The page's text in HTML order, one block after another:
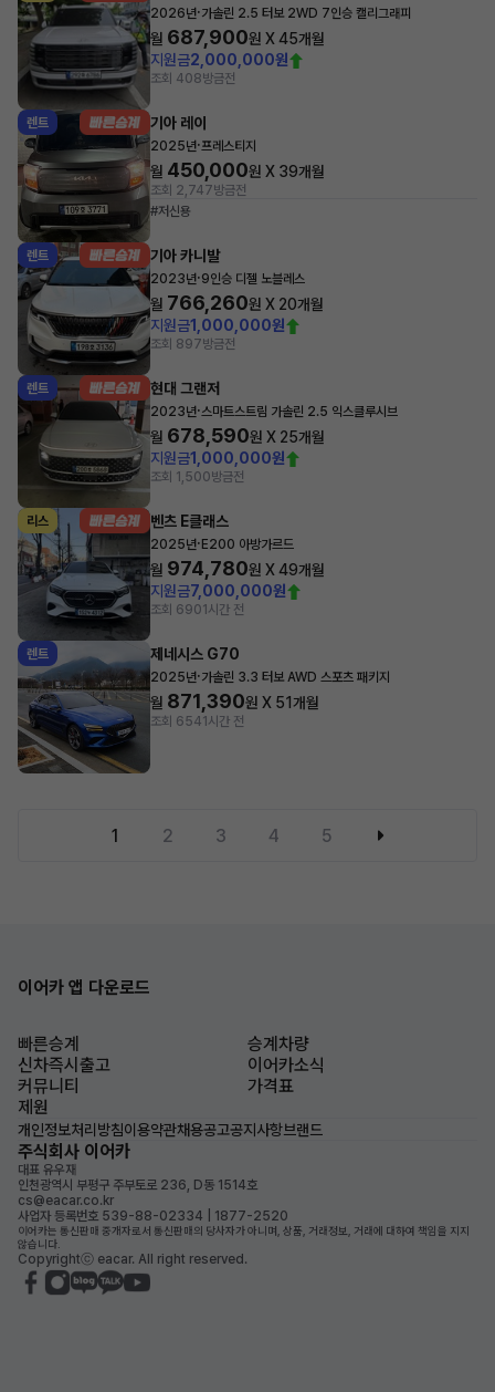
2026년·가솔린 2.5 터보 2WD 7인승 캘리그래피
월 687,900원 X45개월
지원금2,000,000원
조회 408방금전
렌트 기아 레이
2025년·프레스티지
월 450,000원 X 39개월
조회 2,747방금전
#저신용
렌트 기아 카니발
2023년·9인승 디젤 노블레스
월 766,260원 X 20개월
지원금1,000,000원
조회 897방금전
렌트 현대 그랜저
2023년·스마트스트림 가솔린 2.5 익스클루시브
월 678,590원 X 25개월
지원금1,000,000원
조회 1,500방금전
리스 벤츠 E클래스
2025년· E200 아방가르드
월 974,780원 X49개월
지원금7,000,000원
조회 6901시간 전
렌트 제네시스 G70
2025년·가솔린 3.3 터보 AWD 스포츠 패키지
월 871,390원 X 51개월
조회 6541시간 전
1 2 3 4 5
이어카 앱 다운로드
빠른승계
승계차량
신차즉시출고
이어카소식
커뮤니티
가격표
제원
개인정보처리방침이용약관채용공고공지사항브랜드
주식회사 이어카
대표 유우재
인천광역시 부평구 주부토로 236, D동 1514호
cs@eacar.co.kr
사업자 등록번호 539-88-02334 | 1877-2520
이어카는 통신판매 중개자로서 통신판매의 당사자가 아니며, 상품, 거래정보, 거래에 대하여 책임을 지지
않습니다.
Copyrightⓒ eacar. All right reserved.